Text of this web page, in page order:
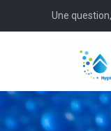
Une